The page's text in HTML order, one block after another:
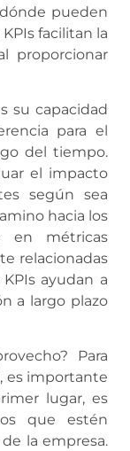
pueden
facilitan la
proporcionar
su capacidad
para el
del tiempo.
el impacto
según sea
hacia los
en métricas
relacionadas
ayudan a
a largo plazo
Para
es importante
lugar, es
que estén
la empresa.